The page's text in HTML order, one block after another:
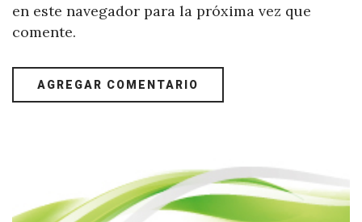
en este navegador para la próxima vez que
comente.